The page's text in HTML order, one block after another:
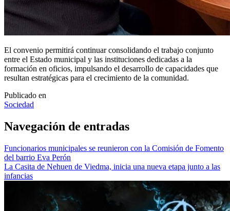
El convenio permitirá continuar consolidando el trabajo conjunto
entre el Estado municipal y las instituciones dedicadas a la
formación en oficios, impulsando el desarrollo de capacidades que
resultan estratégicas para el crecimiento de la comunidad.
Publicado en
Sociedad
Navegación de entradas
Funcionarios municipales se reunieron con la Comisión de Fomento
del barrio Eva Perón
La Casita de Nehuen de Viedma, inicia una nueva etapa junto a las
infancias